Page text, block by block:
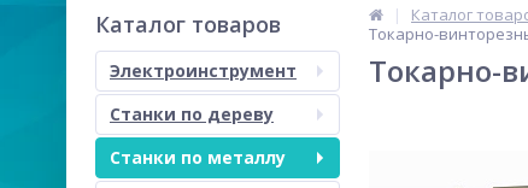
Каталог товаров
Электроинструмент
Станки по дереву
Станки по металлу
Каталог
Токарно-
Токарно-